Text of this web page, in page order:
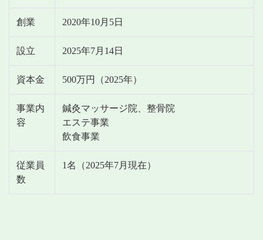
創業 2020年10月5日
設立 2025年7月14日
資本金 500万円（2025年）
事業内
容
鍼灸マッサージ院、整骨院
エステ事業
飲食事業
従業員
数
1名（2025年7月現在）